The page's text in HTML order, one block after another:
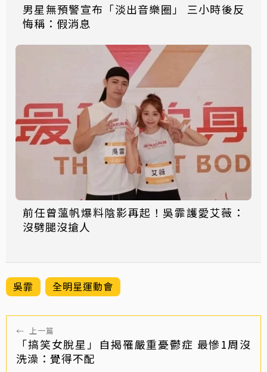
男星無預警宣布「淡出音樂圈」 三小時後反
悔稱：假消息
前任曾薀帆爆料陰影再起！吳霏護愛艾薇：
沒劈腿沒搶人
吳霏 全明星運動會
← 上一篇
「搞笑女脫星」自揭罹嚴重憂鬱症 最慘1周沒
洗澡：覺得不配